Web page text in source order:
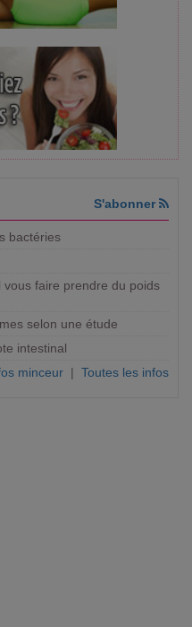
S'abonner
bactéries
faire prendre du poids
selon une étude
intestinal
minceur | Toutes les infos